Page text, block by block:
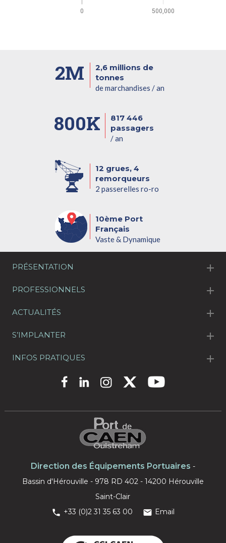
0 500,000
2M
2,6 millions de
tonnes
de marchandises / an
800K
817 446
passagers
/ an
12 grues, 4
remorqueurs
2 passerelles ro-ro
10ème Port
Français
Vaste & Dynamique
PRÉSENTATION
PROFESSIONNELS
ACTUALITÉS
S’IMPLANTER
INFOS PRATIQUES
Direction des Équipements Portuaires -
Bassin d'Hérouville - 978 RD 402 - 14200 Hérouville
Saint-Clair
 +33 (0)2 31 35 63 00  Email